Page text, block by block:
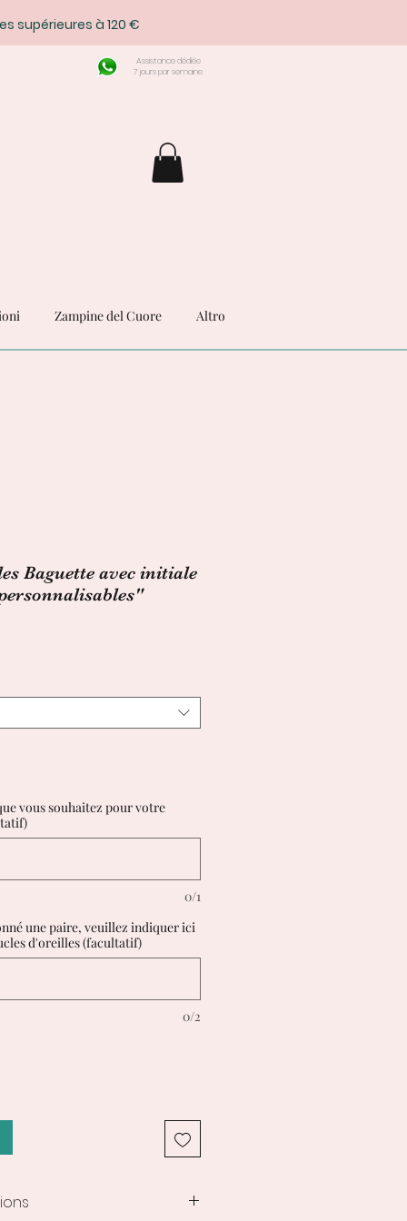
supérieures à 120 €
Assistance dédiée
7 jours par semaine
Zampine del Cuore Altro
Baguette avec initiale
vous souhaitez pour votre
0/1
une paire, veuillez indiquer ici
d'oreilles (facultatif)
0/2